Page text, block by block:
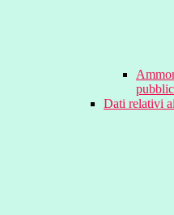
Dati relativi